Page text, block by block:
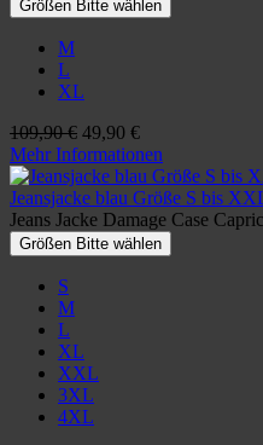
Größen Bitte wählen
M
L
XL
109,90 € 49,90 €
Mehr Informationen
Jeansjacke blau Größe S bis
Jeans Jacke Damage Case
Größen Bitte wählen
S
M
L
XL
XXL
3XL
4XL